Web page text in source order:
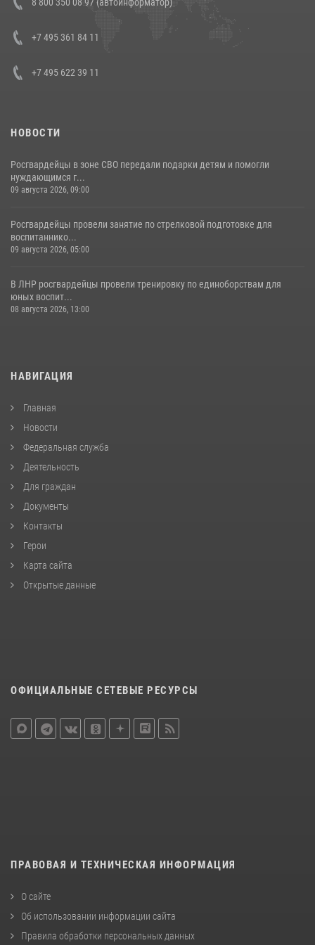
генерала армии Виктора Золотова с заместителем полномочного
представителя Президента Российской Федерации в Северо-
Кавказском федеральном округе Виталием Кузнецовым
+7 495 361 84 11
+7 495 622 39 11
НОВОСТИ
Росгвардейцы в зоне СВО передали подарки детям и помогли
нуждающимся г...
09 августа 2026, 09:00
Росгвардейцы провели занятие по стрелковой подготовке для
воспитаннико...
09 августа 2026, 05:00
В ЛНР росгвардейцы провели тренировку по единоборствам для
юных воспит...
08 августа 2026, 13:00
НАВИГАЦИЯ
Главная
Новости
Федеральная служба
Деятельность
Для граждан
Документы
Контакты
Герои
Карта сайта
Открытые данные
ОФИЦИАЛЬНЫЕ СЕТЕВЫЕ РЕСУРСЫ
ПРАВОВАЯ И ТЕХНИЧЕСКАЯ ИНФОРМАЦИЯ
О сайте
Об использовании информации сайта
Правила обработки персональных данных